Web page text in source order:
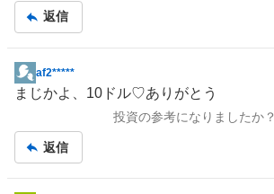
事
返信
掲
示
事
af2*****
まじかよ、10ドル♡ありがとう
投資の参考になりましたか？
返信